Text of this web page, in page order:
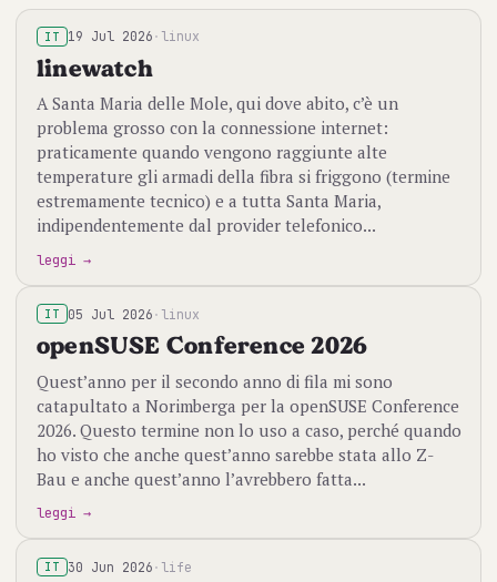
IT 19 Jul 2026 · linux
linewatch
A Santa Maria delle Mole, qui dove abito, c’è un
problema grosso con la connessione internet:
praticamente quando vengono raggiunte alte
temperature gli armadi della fibra si friggono (termine
estremamente tecnico) e a tutta Santa Maria,
indipendentemente dal provider telefonico...
leggi →
IT 05 Jul 2026 · linux
openSUSE Conference 2026
Quest’anno per il secondo anno di fila mi sono
catapultato a Norimberga per la openSUSE Conference
2026. Questo termine non lo uso a caso, perché quando
ho visto che anche quest’anno sarebbe stata allo Z-
Bau e anche quest’anno l’avrebbero fatta...
leggi →
IT 30 Jun 2026 · life